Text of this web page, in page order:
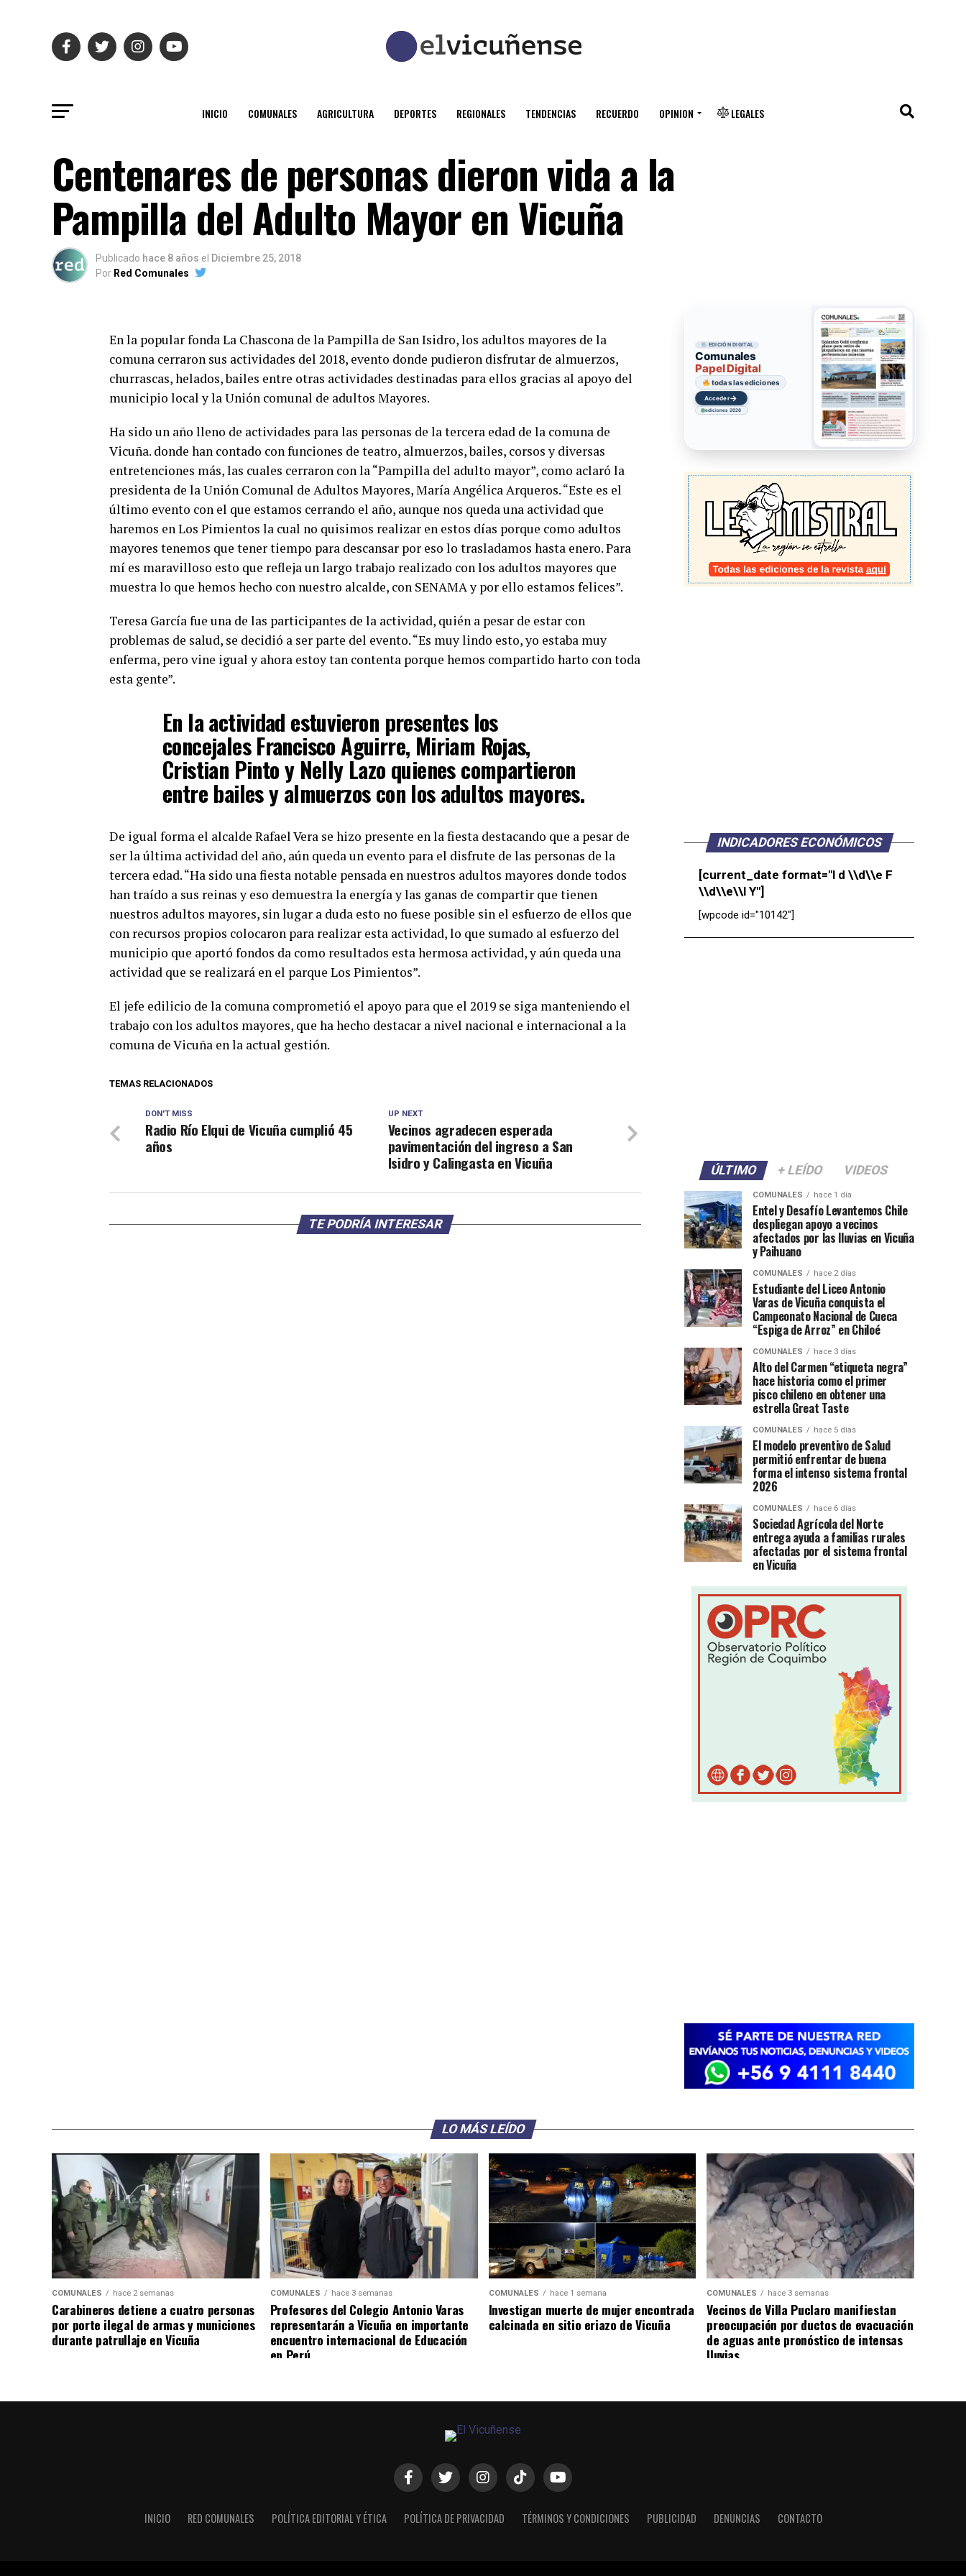
INICIO COMUNALES AGRICULTURA DEPORTES REGIONALES TENDENCIAS RECUERDO OPINION LEGALES
Centenares de personas dieron vida a la
Pampilla del Adulto Mayor en Vicuña
Publicado hace 8 años el Diciembre 25, 2018
Por Red Comunales
En la popular fonda La Chascona de la Pampilla de San Isidro, los adultos mayores de la
comuna cerraron sus actividades del 2018, evento donde pudieron disfrutar de almuerzos,
churrascas, helados, bailes entre otras actividades destinadas para ellos gracias al apoyo del
municipio local y la Unión comunal de adultos Mayores.
Ha sido un año lleno de actividades para las personas de la tercera edad de la comuna de
Vicuña. donde han contado con funciones de teatro, almuerzos, bailes, corsos y diversas
entretenciones más, las cuales cerraron con la “Pampilla del adulto mayor”, como aclaró la
presidenta de la Unión Comunal de Adultos Mayores, María Angélica Arqueros. “Este es el
último evento con el que estamos cerrando el año, aunque nos queda una actividad que
haremos en Los Pimientos la cual no quisimos realizar en estos días porque como adultos
mayores tenemos que tener tiempo para descansar por eso lo trasladamos hasta enero. Para
mí es maravilloso esto que refleja un largo trabajo realizado con los adultos mayores que
muestra lo que hemos hecho con nuestro alcalde, con SENAMA y por ello estamos felices”.
Teresa García fue una de las participantes de la actividad, quién a pesar de estar con
problemas de salud, se decidió a ser parte del evento. “Es muy lindo esto, yo estaba muy
enferma, pero vine igual y ahora estoy tan contenta porque hemos compartido harto con toda
esta gente”.
En la actividad estuvieron presentes los
concejales Francisco Aguirre, Miriam Rojas,
Cristian Pinto y Nelly Lazo quienes compartieron
entre bailes y almuerzos con los adultos mayores.
De igual forma el alcalde Rafael Vera se hizo presente en la fiesta destacando que a pesar de
ser la última actividad del año, aún queda un evento para el disfrute de las personas de la
tercera edad. “Ha sido una fiesta notable pensada en nuestros adultos mayores donde todos
han traído a sus reinas y eso demuestra la energía y las ganas de compartir que tienen
nuestros adultos mayores, sin lugar a duda esto no fuese posible sin el esfuerzo de ellos que
con recursos propios colocaron para realizar esta actividad, lo que sumado al esfuerzo del
municipio que aportó fondos da como resultados esta hermosa actividad, y aún queda una
actividad que se realizará en el parque Los Pimientos”.
El jefe edilicio de la comuna comprometió el apoyo para que el 2019 se siga manteniendo el
trabajo con los adultos mayores, que ha hecho destacar a nivel nacional e internacional a la
comuna de Vicuña en la actual gestión.
TEMAS RELACIONADOS
UP NEXT
Vecinos agradecen esperada
pavimentación del ingreso a San
Isidro y Calingasta en Vicuña
DON'T MISS
Radio Río Elqui de Vicuña cumplió 45
años
TE PODRÍA INTERESAR
EDICIÓN DIGITAL
Comunales
Papel Digital
todas las ediciones
Acceder→
ediciones 2026
INDICADORES ECONÓMICOS
[current_date format="l d \\d\\e F
\\d\\e\\l Y"]
[wpcode id="10142"]
ÚLTIMO + LEÍDO VIDEOS
COMUNALES hace 1 día
Entel y Desafío Levantemos Chile
despliegan apoyo a vecinos
afectados por las lluvias en Vicuña
y Paihuano
COMUNALES hace 2 días
Estudiante del Liceo Antonio
Varas de Vicuña conquista el
Campeonato Nacional de Cueca
“Espiga de Arroz” en Chiloé
COMUNALES hace 3 días
Alto del Carmen “etiqueta negra”
hace historia como el primer
pisco chileno en obtener una
estrella Great Taste
COMUNALES hace 5 días
El modelo preventivo de Salud
permitió enfrentar de buena
forma el intenso sistema frontal
2026
COMUNALES hace 6 días
Sociedad Agrícola del Norte
entrega ayuda a familias rurales
afectadas por el sistema frontal
en Vicuña
LO MÁS LEÍDO
COMUNALES hace 2 semanas
Carabineros detiene a cuatro personas
por porte ilegal de armas y municiones
durante patrullaje en Vicuña
COMUNALES hace 3 semanas
Profesores del Colegio Antonio Varas
representarán a Vicuña en importante
encuentro internacional de Educación
en Perú
COMUNALES hace 1 semana
Investigan muerte de mujer encontrada
calcinada en sitio eriazo de Vicuña
COMUNALES hace 3 semanas
Vecinos de Villa Puclaro manifiestan
preocupación por ductos de evacuación
de aguas ante pronóstico de intensas
lluvias
INICIO RED COMUNALES POLÍTICA EDITORIAL Y ÉTICA POLÍTICA DE PRIVACIDAD TÉRMINOS Y CONDICIONES PUBLICIDAD DENUNCIAS CONTACTO